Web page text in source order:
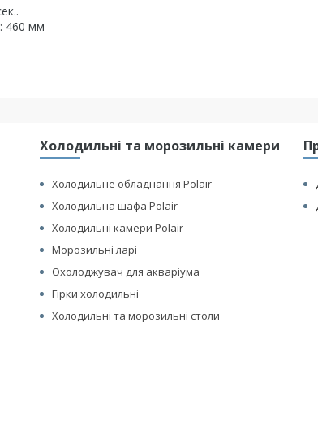
460 мм
Холодильні та морозильні камери
Холодильне обладнання Polair
Холодильна шафа Polair
Холодильні камери Polair
Морозильні ларі
Охолоджувач для акваріума
Гірки холодильні
Холодильні та морозильні столи